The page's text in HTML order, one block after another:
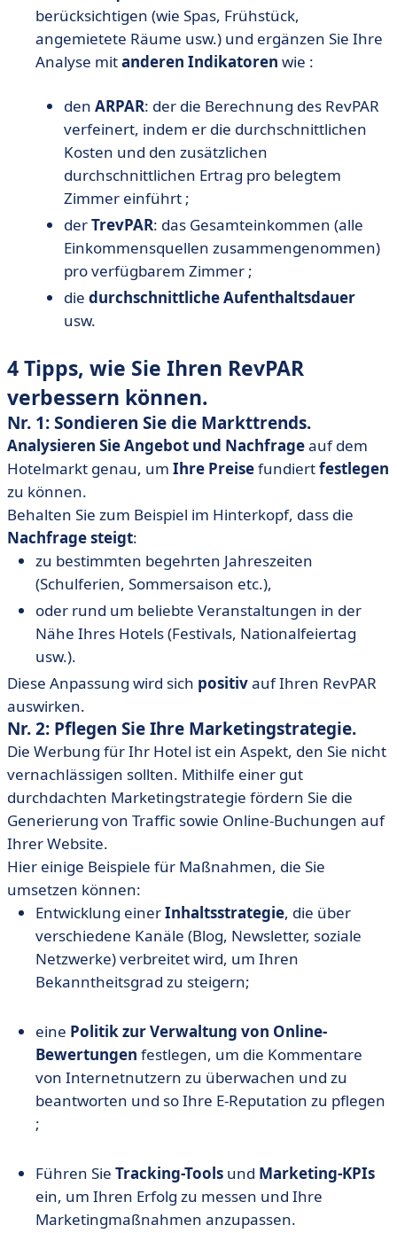
berücksichtigen (wie Spas, Frühstück,
angemietete Räume usw.) und ergänzen Sie Ihre
Analyse mitanderen Indikatoren wie :
den ARPAR: der die Berechnung des RevPAR
verfeinert, indem er die durchschnittlichen
Kosten und den zusätzlichen
durchschnittlichen Ertrag pro belegtem
Zimmer einführt ;
derTrevPAR: das Gesamteinkommen (alle
Einkommensquellen zusammengenommen)
pro verfügbarem Zimmer ;
die durchschnittliche Aufenthaltsdauer
usw.
4 Tipps, wie Sie Ihren RevPAR
verbessern können.
Nr. 1: Sondieren Sie die Markttrends.
Analysieren Sie Angebot und Nachfrageauf dem
Hotelmarkt genau, um Ihre Preisefundiertfestlegen
zu können.
Behalten Sie zum Beispiel im Hinterkopf, dass die
Nachfrage steigt:
zu bestimmten begehrten Jahreszeiten
(Schulferien, Sommersaison etc.),
oder rund um beliebte Veranstaltungen in der
Nähe Ihres Hotels (Festivals, Nationalfeiertag
usw.).
Diese Anpassung wird sich positivauf Ihren RevPAR
auswirken.
Nr. 2: Pflegen Sie Ihre Marketingstrategie.
Die Werbung für Ihr Hotel ist ein Aspekt, den Sie nicht
vernachlässigen sollten. Mithilfe einer gut
durchdachten Marketingstrategie fördern Sie die
Generierung von Traffic sowie Online-Buchungen auf
Ihrer Website.
Hier einige Beispiele für Maßnahmen, die Sie
umsetzen können:
Entwicklung einerInhaltsstrategie, die über
verschiedene Kanäle (Blog, Newsletter, soziale
Netzwerke) verbreitet wird, um Ihren
Bekanntheitsgrad zu steigern;
eine Politik zur Verwaltung von Online-
Bewertungen festlegen, um die Kommentare
von Internetnutzern zu überwachen und zu
beantworten und so Ihre E-Reputation zu pflegen
;
Führen Sie Tracking-Tools und Marketing-KPIs
ein, um Ihren Erfolg zu messen und Ihre
Marketingmaßnahmen anzupassen.